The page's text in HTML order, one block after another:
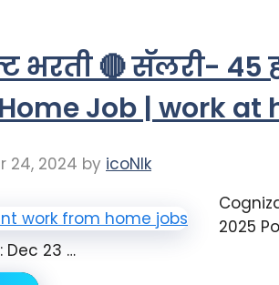
भरती 🔴 सॅलरी- 45
Job | work at
24, 2024 by icoNIk
2025
Dec 23 …